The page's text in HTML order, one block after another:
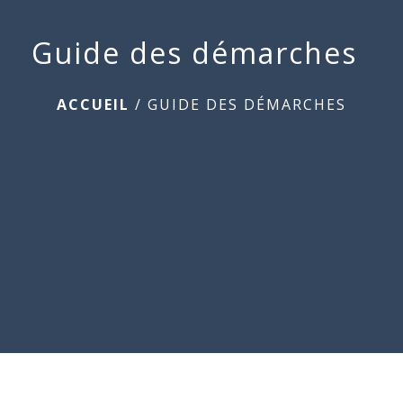
Guide des démarches
ACCUEIL / GUIDE DES DÉMARCHES